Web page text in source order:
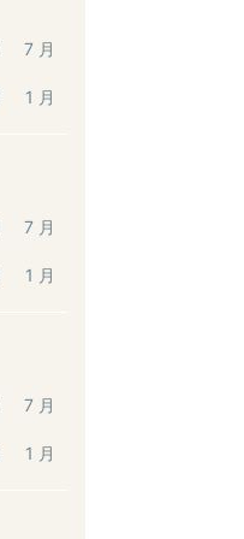
7 月
1 月
7 月
1 月
7 月
1 月